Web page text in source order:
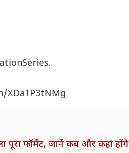
.
XDa1P3tNMg
पूरा फॉर्मेट, जानें कब और कहां होंगे